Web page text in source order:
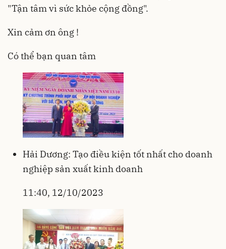
"Tận tâm vì sức khỏe cộng đồng".
Xin cảm ơn ông !
Có thể bạn quan tâm
Hải Dương: Tạo điều kiện tốt nhất cho doanh
nghiệp sản xuất kinh doanh
11:40, 12/10/2023